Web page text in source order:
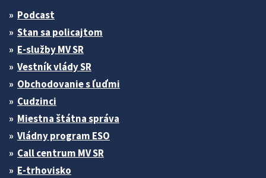
Podcast
Stan sa policajtom
E-služby MV SR
Vestník vlády SR
Obchodovanie s ľuďmi
Cudzinci
Miestna štátna správa
Vládny program ESO
Call centrum MV SR
E-trhovisko